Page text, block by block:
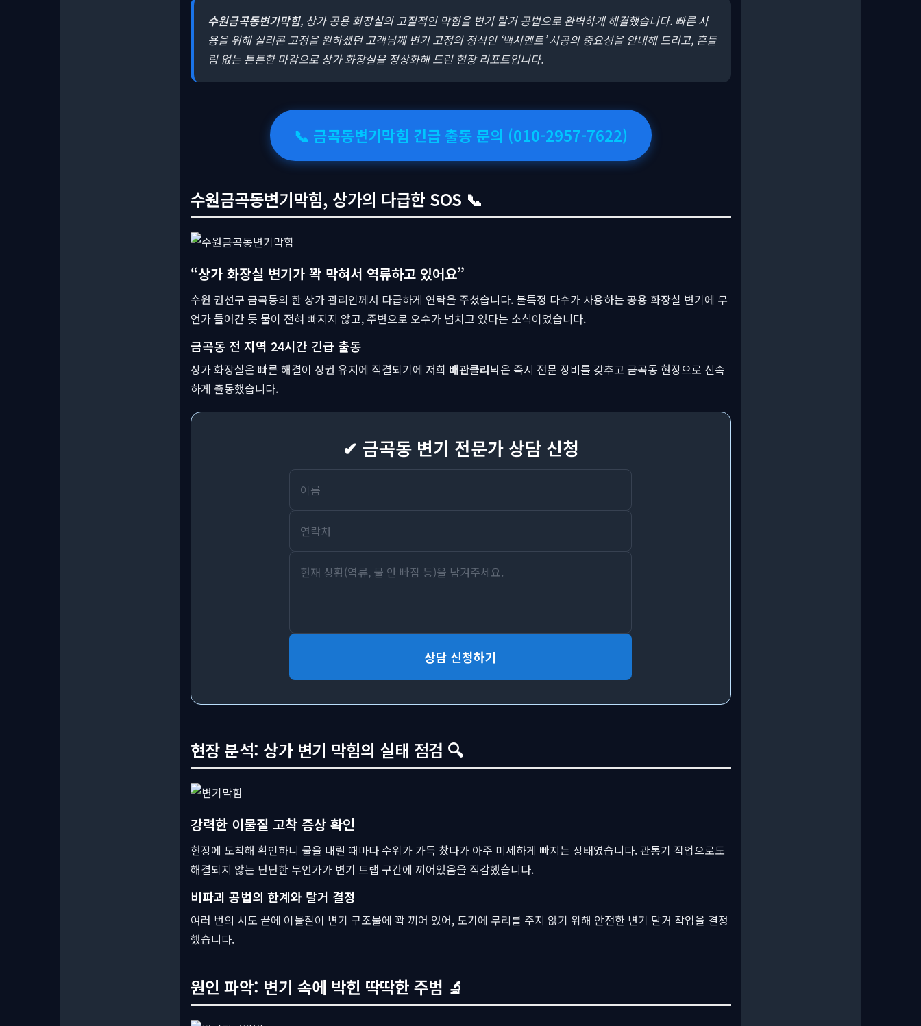
수원금곡동변기막힘, 상가 공용 화장실의 고질적인 막힘을 변기 탈거 공법으로 완벽하게 해결했습니다. 빠른 사
용을 위해 실리콘 고정을 원하셨던 고객님께 변기 고정의 정석인 ‘백시멘트’ 시공의 중요성을 안내해 드리고, 흔들
림 없는 튼튼한 마감으로 상가 화장실을 정상화해 드린 현장 리포트입니다.
📞 금곡동변기막힘 긴급 출동 문의 (010-2957-7622)
수원금곡동변기막힘, 상가의 다급한 SOS 📞
“상가 화장실 변기가 꽉 막혀서 역류하고 있어요”
수원 권선구 금곡동의 한 상가 관리인께서 다급하게 연락을 주셨습니다. 불특정 다수가 사용하는 공용 화장실 변기에 무
언가 들어간 듯 물이 전혀 빠지지 않고, 주변으로 오수가 넘치고 있다는 소식이었습니다.
금곡동 전 지역 24시간 긴급 출동
상가 화장실은 빠른 해결이 상권 유지에 직결되기에 저희 배관클리닉은 즉시 전문 장비를 갖추고 금곡동 현장으로 신속
하게 출동했습니다.
✔ 금곡동 변기 전문가 상담 신청
상담 신청하기
현장 분석: 상가 변기 막힘의 실태 점검 🔍
강력한 이물질 고착 증상 확인
현장에 도착해 확인하니 물을 내릴 때마다 수위가 가득 찼다가 아주 미세하게 빠지는 상태였습니다. 관통기 작업으로도
해결되지 않는 단단한 무언가가 변기 트랩 구간에 끼어있음을 직감했습니다.
비파괴 공법의 한계와 탈거 결정
여러 번의 시도 끝에 이물질이 변기 구조물에 꽉 끼어 있어, 도기에 무리를 주지 않기 위해 안전한 변기 탈거 작업을 결정
했습니다.
원인 파악: 변기 속에 박힌 딱딱한 주범 🔬